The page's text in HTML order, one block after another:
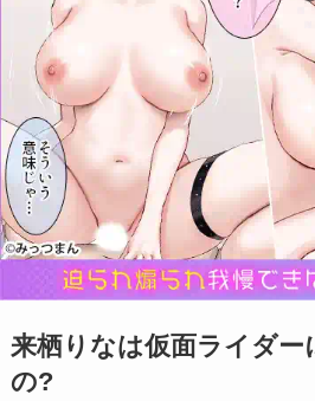
来栖りなは仮面ライダー
の?